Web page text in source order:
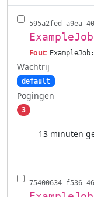
595a2fed-a9ea-
ExampleJob
Fout:
Wachtrij
default
Pogingen
3
13 minuten
75400634-f536-